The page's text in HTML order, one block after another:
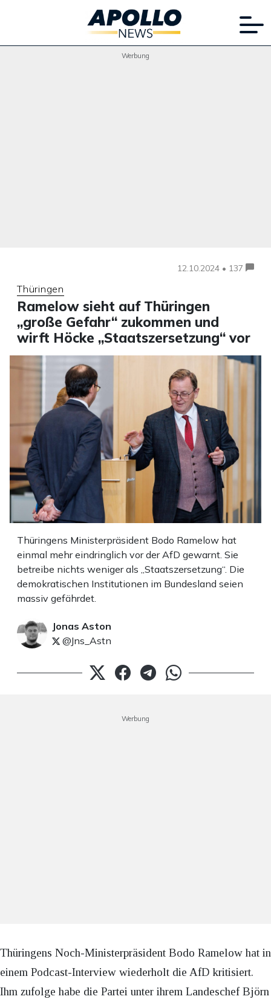
Werbung
12.10.2024 • 137
Thüringen
Ramelow sieht auf Thüringen
„große Gefahr“ zukommen und
wirft Höcke „Staatszersetzung“ vor
Thüringens Ministerpräsident Bodo Ramelow hat
einmal mehr eindringlich vor der AfD gewarnt. Sie
betreibe nichts weniger als „Staatszersetzung“. Die
demokratischen Institutionen im Bundesland seien
massiv gefährdet.
Jonas Aston
@Jns_Astn
Werbung
Thüringens Noch-Ministerpräsident Bodo Ramelow hat in
einem Podcast-Interview wiederholt die AfD kritisiert.
Ihm zufolge habe die Partei unter ihrem Landeschef Björn